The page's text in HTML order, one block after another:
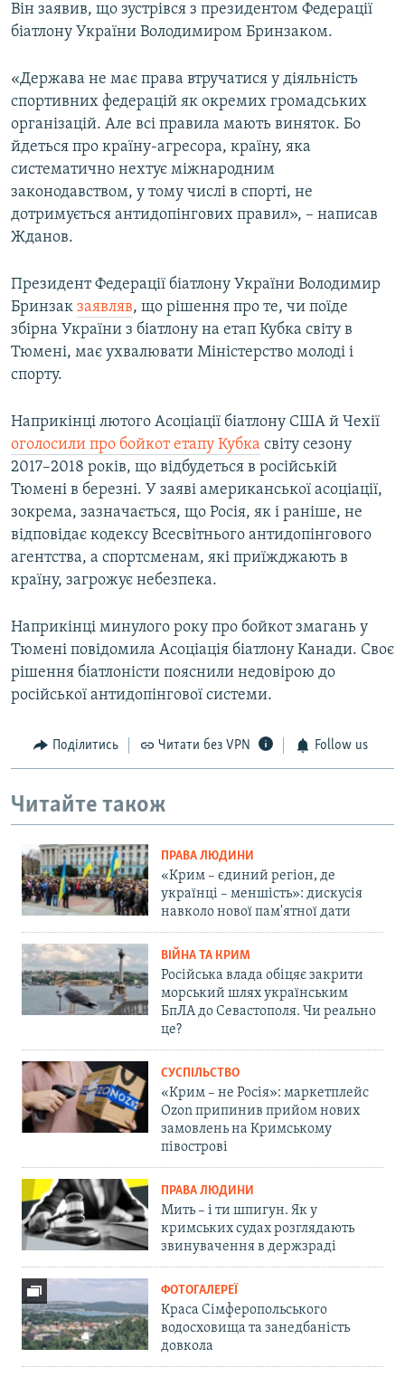
Він заявив, що зустрівся з президентом Федерації
біатлону України Володимиром Бринзаком.
«Держава не має права втручатися у діяльність
спортивних федерацій як окремих громадських
організацій. Але всі правила мають виняток. Бо
йдеться про країну-агресора, країну, яка
систематично нехтує міжнародним
законодавством, у тому числі в спорті, не
дотримується антидопінгових правил», – написав
Жданов.
Президент Федерації біатлону України Володимир
Бринзак заявляв, що рішення про те, чи поїде
збірна України з біатлону на етап Кубка світу в
Тюмені, має ухвалювати Міністерство молоді і
спорту.
Наприкінці лютого Асоціації біатлону США й Чехії
оголосили про бойкот етапу Кубка світу сезону
2017–2018 років, що відбудеться в російській
Тюмені в березні. У заяві американської асоціації,
зокрема, зазначається, що Росія, як і раніше, не
відповідає кодексу Всесвітнього антидопінгового
агентства, а спортсменам, які приїжджають в
країну, загрожує небезпека.
Наприкінці минулого року про бойкот змагань у
Тюмені повідомила Асоціація біатлону Канади. Своє
рішення біатлоністи пояснили недовірою до
російської антидопінгової системи.
Поділитись Читати без VPN Follow us
Читайте також
ПРАВА ЛЮДИНИ
«Крим – єдиний регіон, де
українці – меншість»: дискусія
навколо нової пам'ятної дати
ВІЙНА ТА КРИМ
Російська влада обіцяє закрити
морський шлях українським
БпЛА до Севастополя. Чи реально
це?
СУСПІЛЬСТВО
«Крим – не Росія»: маркетплейс
Ozon припинив прийом нових
замовлень на Кримському
півострові
ПРАВА ЛЮДИНИ
Мить – і ти шпигун. Як у
кримських судах розглядають
звинувачення в держзраді
ФОТОГАЛЕРЕЇ
Краса Сімферопольського
водосховища та занедбаність
довкола